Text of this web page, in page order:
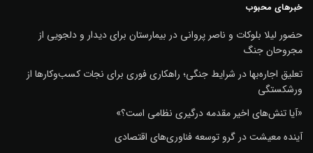
خبرهای محبوب
حضور لیلا بلوکات و ناصر پروانی در بیمارستان برای دیدار و دلجویی از
مجروحان جنگ
تعلیق اجاره‌بها در شرایط جنگی؛ راهکاری فوری برای نجات کسب‌وکارها از
ورشکستگی
«آیا تنش‌های اخیر مقدمه درگیری نظامی است؟»
آینده معیشت در گرو توسعه فناوری‌های اقتصادی